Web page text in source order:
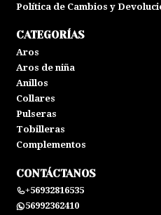
Política de Cambios y
CATEGORÍAS
Aros
Aros de niña
Anillos
Collares
Pulseras
Tobilleras
Complementos
CONTÁCTANOS
+56932816535
56992362410